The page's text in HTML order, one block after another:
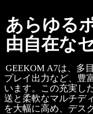
あらゆる
由自在な
GEEKOM A7は、多
プレイ出力など、豊
います。この充実し
送と柔軟なマルチデ
を大幅に高め、デス